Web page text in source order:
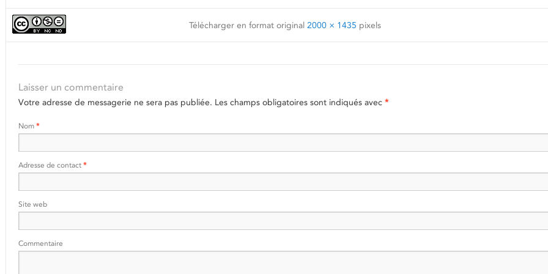
Télécharger en format original 2000 × 1435 pixels
Laisser un commentaire
Votre adresse de messagerie ne sera pas publiée. Les champs obligatoires sont indiqués avec *
Nom *
Adresse de contact *
Site web
Commentaire